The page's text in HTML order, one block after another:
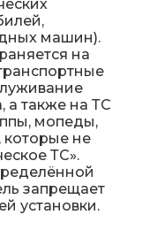
машин).
на
а также на ТС
мопеды,
которые не
ТС».
запрещает
установки.